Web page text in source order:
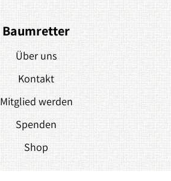
Baumretter
Über uns
Kontakt
Mitglied werden
Spenden
Shop